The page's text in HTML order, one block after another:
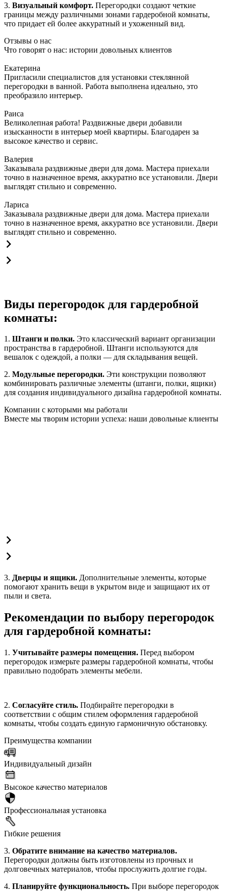
3. Визуальный комфорт. Перегородки создают четкие
границы между различными зонами гардеробной комнаты,
что придает ей более аккуратный и ухоженный вид.
Отзывы о нас
Что говорят о нас: истории довольных клиентов
Екатерина
Пригласили специалистов для установки стеклянной
перегородки в ванной. Работа выполнена идеально, это
преобразило интерьер.
Раиса
Великолепная работа! Раздвижные двери добавили
изысканности в интерьер моей квартиры. Благодарен за
высокое качество и сервис.
Валерия
Заказывала раздвижные двери для дома. Мастера приехали
точно в назначенное время, аккуратно все установили. Двери
выглядят стильно и современно.
Лариса
Заказывала раздвижные двери для дома. Мастера приехали
точно в назначенное время, аккуратно все установили. Двери
выглядят стильно и современно.
Виды перегородок для гардеробной
комнаты:
1. Штанги и полки. Это классический вариант организации
пространства в гардеробной. Штанги используются для
вешалок с одеждой, а полки — для складывания вещей.
2. Модульные перегородки. Эти конструкции позволяют
комбинировать различные элементы (штанги, полки, ящики)
для создания индивидуального дизайна гардеробной комнаты.
Компании с которыми мы работали
Вместе мы творим истории успеха: наши довольные клиенты
3. Дверцы и ящики. Дополнительные элементы, которые
помогают хранить вещи в укрытом виде и защищают их от
пыли и света.
Рекомендации по выбору перегородок
для гардеробной комнаты:
1. Учитывайте размеры помещения. Перед выбором
перегородок измерьте размеры гардеробной комнаты, чтобы
правильно подобрать элементы мебели.
2. Согласуйте стиль. Подбирайте перегородки в
соответствии с общим стилем оформления гардеробной
комнаты, чтобы создать единую гармоничную обстановку.
Преимущества компании
Индивидуальный дизайн
Высокое качество материалов
Профессиональная установка
Гибкие решения
3. Обратите внимание на качество материалов.
Перегородки должны быть изготовлены из прочных и
долговечных материалов, чтобы прослужить долгие годы.
4. Планируйте функциональность. При выборе перегородок